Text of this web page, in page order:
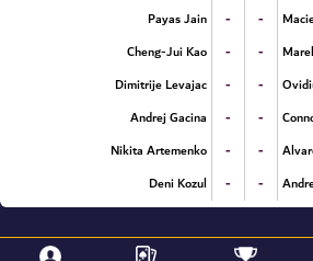
Payas Jain
- -
Cheng-Jui Kao
- -
Dimitrije Levajac
- -
Andrej Gacina
- -
Nikita Artemenko
- -
Deni Kozul
- -